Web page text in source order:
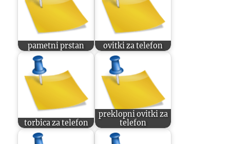
pametni prstan ovitki za telefon
torbica za telefon
preklopni ovitki za
telefon